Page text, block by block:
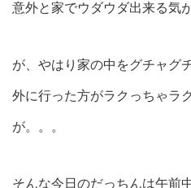
意外と家でウダウダ出来る気
が、やはり家の中をグチャグ
外に行った方がラクっちゃラ
が。。。
そんな今日のだっちんは午前